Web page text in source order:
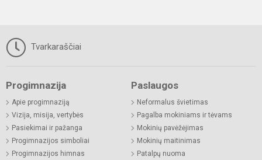
Tvarkaraščiai
Progimnazija
Apie progimnaziją
Vizija, misija, vertybės
Pasiekimai ir pažanga
Progimnazijos simboliai
Progimnazijos himnas
Paslaugos
Neformalus švietimas
Pagalba mokiniams ir tėvams
Mokinių pavėžėjimas
Mokinių maitinimas
Patalpų nuoma